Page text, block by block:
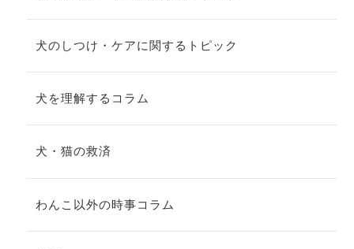
犬のしつけ・ケアに関するトピック
犬を理解するコラム
犬・猫の救済
わんこ以外の時事コラム